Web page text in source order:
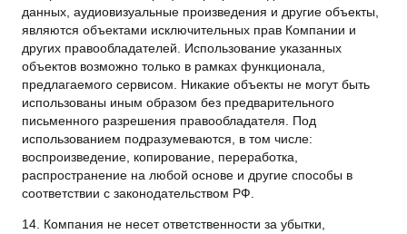
данных, аудиовизуальные произведения и другие объекты,
являются объектами исключительных прав Компании и
других правообладателей. Использование указанных
объектов возможно только в рамках функционала,
предлагаемого сервисом. Никакие объекты не могут быть
использованы иным образом без предварительного
письменного разрешения правообладателя. Под
использованием подразумеваются, в том числе:
воспроизведение, копирование, переработка,
распространение на любой основе и другие способы в
соответствии с законодательством РФ.
14. Компания не несет ответственности за убытки,